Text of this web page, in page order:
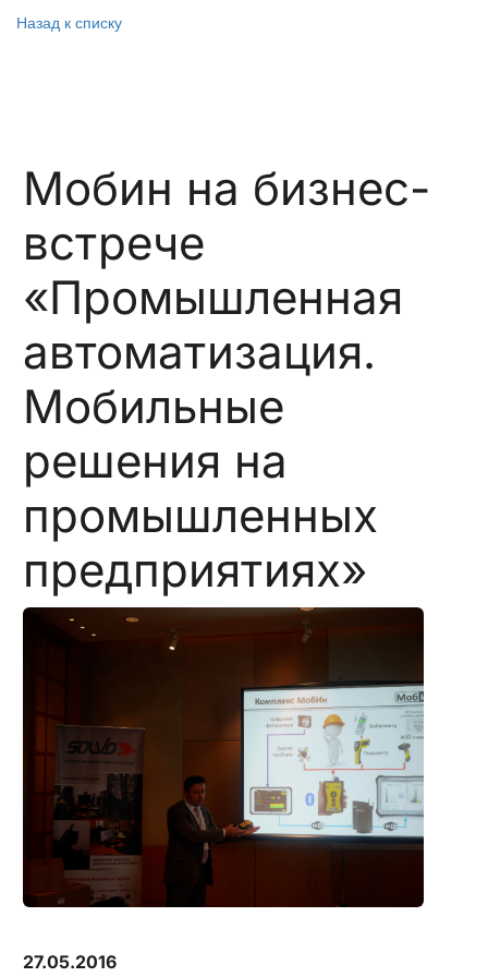
Назад к списку
Мобин на бизнес-
встрече
«Промышленная
автоматизация.
Мобильные
решения на
промышленных
предприятиях»
27.05.2016